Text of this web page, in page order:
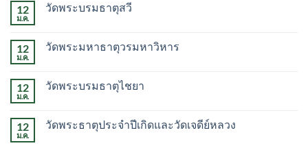
บน
ระนอง
12
ม.ค.
วัดพระบรมธาตุสวี
บน
สวี
12
ม.ค.
วัดพระมหาธาตุวรมหาวิหาร
บน
วรมหาวิหาร
12
ม.ค.
วัดพระบรมธาตุไชยา
บน
12
ม.ค.
วัดพระธาตุประจำปีเกิดและวัดเจดีย์หลวง